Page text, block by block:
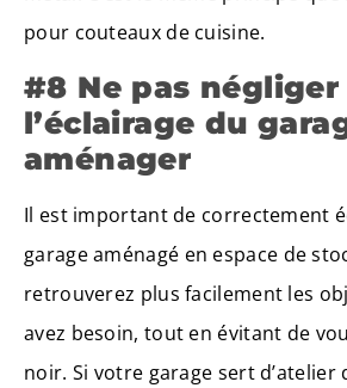
pour couteaux de cuisine.
#8 Ne pas négliger
l’éclairage du
aménager
Il est important de correctement
garage aménagé en espace de
retrouverez plus facilement les
avez besoin, tout en évitant de
noir. Si votre garage sert d’atelier